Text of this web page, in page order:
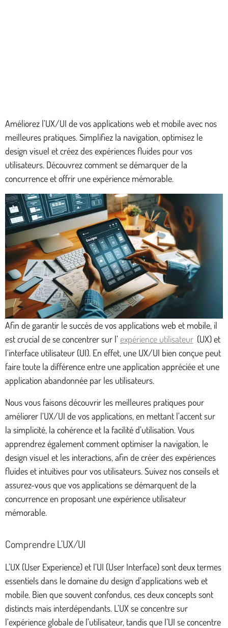
Améliorez l’UX/UI de vos applications web et mobile avec nos
meilleures pratiques. Simplifiez la navigation, optimisez le
design visuel et créez des expériences fluides pour vos
utilisateurs. Découvrez comment se démarquer de la
concurrence et offrir une expérience mémorable.
Afin de garantir le succès de vos applications web et mobile, il
est crucial de se concentrer sur l’ expérience utilisateur (UX) et
l’interface utilisateur (UI). En effet, une UX/UI bien conçue peut
faire toute la différence entre une application appréciée et une
application abandonnée par les utilisateurs.
Nous vous faisons découvrir les meilleures pratiques pour
améliorer l’UX/UI de vos applications, en mettant l’accent sur
la simplicité, la cohérence et la facilité d’utilisation. Vous
apprendrez également comment optimiser la navigation, le
design visuel et les interactions, afin de créer des expériences
fluides et intuitives pour vos utilisateurs. Suivez nos conseils et
assurez-vous que vos applications se démarquent de la
concurrence en proposant une expérience utilisateur
mémorable.
Comprendre L’UX/UI
L’UX (User Experience) et l’UI (User Interface) sont deux termes
essentiels dans le domaine du design d’applications web et
mobile. Bien que souvent confondus, ces deux concepts sont
distincts mais interdépendants. L’UX se concentre sur
l’expérience globale de l’utilisateur, tandis que l’UI se concentre